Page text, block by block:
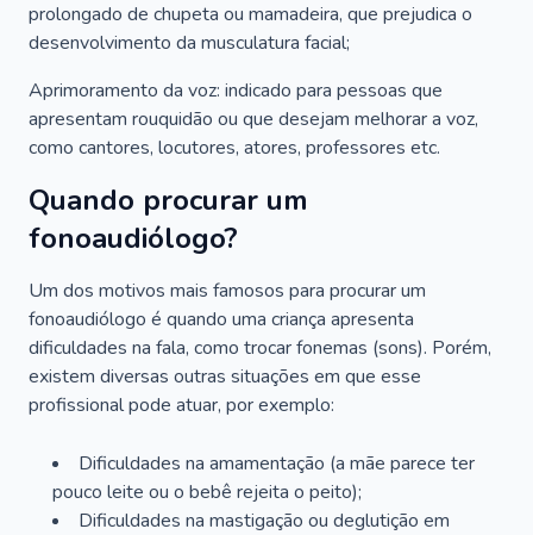
prolongado de chupeta ou mamadeira, que prejudica o
desenvolvimento da musculatura facial;
Aprimoramento da voz: indicado para pessoas que
apresentam rouquidão ou que desejam melhorar a voz,
como cantores, locutores, atores, professores etc.
Quando procurar um
fonoaudiólogo?
Um dos motivos mais famosos para procurar um
fonoaudiólogo é quando uma criança apresenta
dificuldades na fala, como trocar fonemas (sons). Porém,
existem diversas outras situações em que esse
profissional pode atuar, por exemplo:
Dificuldades na amamentação (a mãe parece ter
pouco leite ou o bebê rejeita o peito);
Dificuldades na mastigação ou deglutição em